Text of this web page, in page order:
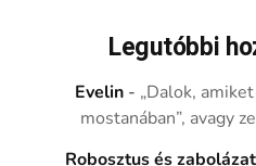
Legutóbbi
Evelin - „Dalok,
mostanában”, avagy
Robosztus és